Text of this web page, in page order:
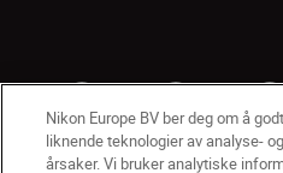
Nikon Europe BV ber deg om å
liknende teknologier av analyse-
årsaker. Vi bruker analytiske